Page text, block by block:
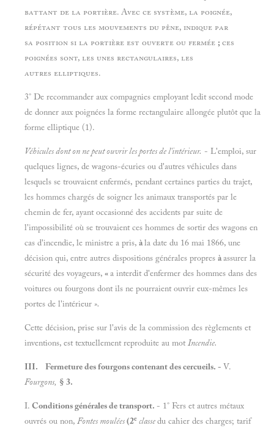
battant de la portière. Avec ce système, la poignée,
répétant tous les mouvements du pêne, indique par
sa position si la portière est ouverte ou fermée ; ces
poignées sont, les unes rectangulaires, les
autres elliptiques.
3° De recommander aux compagnies employant ledit second mode
de donner aux poignées la forme rectangulaire allongée plutôt que la
forme elliptique (1).
Véhicules dont on ne peut ouvrir les portes de l'intérieur. - L'emploi, sur
quelques lignes, de wagons-écuries ou d'autres véhicules dans
lesquels se trouvaient enfermés, pendant certaines parties du trajet,
les hommes chargés de soigner les animaux transportés par le
chemin de fer, ayant occasionné des accidents par suite de
l'impossibilité où se trouvaient ces hommes de sortir des wagons en
cas d'incendie, le ministre a pris, àla date du 16 mai 1866, une
décision qui, entre autres dispositions générales propres àassurer la
sécurité des voyageurs, «a interdit d'enfermer des hommes dans des
voitures ou fourgons dont ils ne pourraient ouvrir eux-mêmes les
portes de l'intérieur ».
Cette décision, prise sur l'avis de la commission des règlements et
inventions, est textuellement reproduite au motIncendie.
III. Fermeture des fourgons contenant des cercueils. - V.
Fourgons, § 3.
I. Conditions générales de transport. - 1° Fers et autres métaux
ouvrés ou non, Fontes moulées(2e classedu cahier des charges; tarif